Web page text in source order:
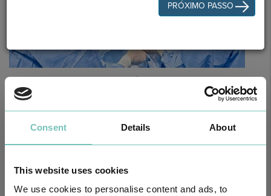
Consent Details About
This website uses cookies
We use cookies to personalise content and ads, to
PRÓXIMO PASSO
Realizou-se no Hospital CUF Faro a primeira Cirurgia de Estrabismo